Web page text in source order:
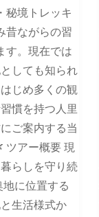
秘境トレッキ
昔ながらの習
す。現在では
しても知られ
じめ多くの観
慣を持つ人里
ご案内する当
ツアー概要 現
らしを守り続
に位置する
生活様式か